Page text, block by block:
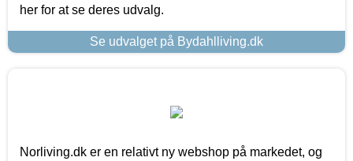
her for at se deres udvalg.
Se udvalget på Bydahlliving.dk
Norliving.dk er en relativt ny webshop på markedet, og